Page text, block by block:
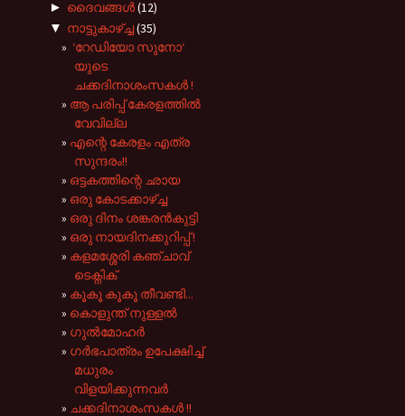
► ദൈവങ്ങള്‍(12)
▼ നാട്ടുകാഴ്‌ച്ച(35)
‘റേഡിയോ സുനോ‘
യുടെ
ചക്കദിനാശംസകൾ !
ആ പരിപ്പ് കേരളത്തിൽ
വേവില്ല
എന്റെ കേരളം എത്ര
സുന്ദരം!!
ഒട്ടകത്തിന്റെ ഛായ
ഒരു കോടക്കാഴ്ച്ച
ഒരു ദിനം ശങ്കരൻകുട്ടി
ഒരു നായദിനക്കുറിപ്പ് !
കളമശ്ശേരി കഞ്ചാവ്
ടെക്നിക്
കൂകൂ കൂകൂ തീവണ്ടി...
കൊളുന്ത് നുള്ളല്‍
ഗുൽമോഹർ
ഗർഭപാത്രം ഉപേക്ഷിച്ച്
മധുരം
വിളയിക്കുന്നവർ
ചക്കദിനാശംസകൾ !!